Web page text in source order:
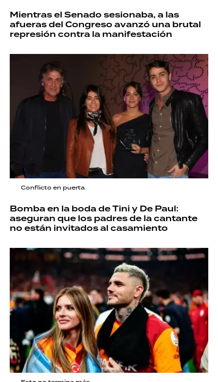
Mientras el Senado sesionaba, a las
afueras del Congreso avanzó una brutal
represión contra la manifestación
Conflicto en puerta
Bomba en la boda de Tini y De Paul:
aseguran que los padres de la cantante
no están invitados al casamiento